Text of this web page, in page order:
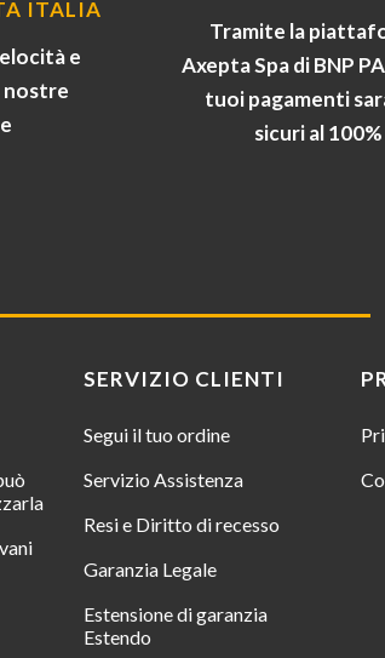
ITALIA
e
nostre
Tramite la
Axepta Spa di BNP
tuoi pagamenti
sicuri al 100%
SERVIZIO CLIENTI
Segui il tuo ordine
Servizio Assistenza
Resi e Diritto di recesso
Garanzia Legale
Estensione di garanzia
Estendo